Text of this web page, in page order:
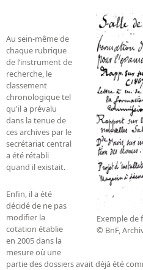
Exemple de
© BnF,
Au sein-même de
chaque rubrique
de l’instrument de
recherche, le
classement
chronologique tel
qu'il a prévalu
dans la tenue de
ces archives par le
secrétariat central
a été rétabli
quand il existait.
Enfin, il a été
décidé de ne pas
modifier la
cotation établie
en 2005 dans la
mesure où une
partie des dossiers avait déjà été